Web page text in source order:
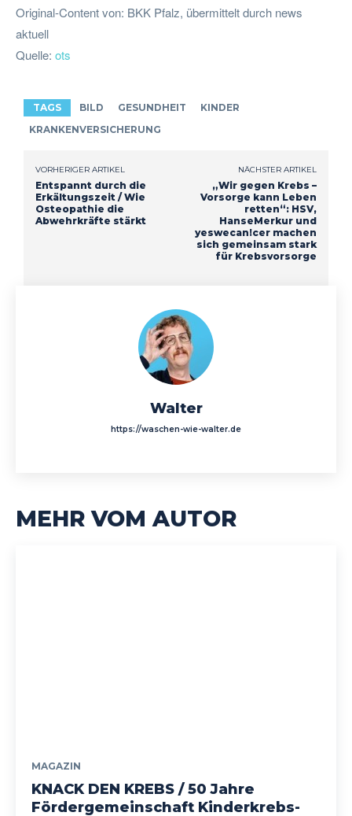
Original-Content von: BKK Pfalz, übermittelt durch news
aktuell
Quelle: ots
TAGS BILD GESUNDHEIT
KINDER
KRANKENVERSICHERUNG
VORHERIGER ARTIKEL
Entspannt durch die
Erkältungszeit / Wie
Osteopathie die
Abwehrkräfte stärkt
NÄCHSTER ARTIKEL
„Wir gegen Krebs –
Vorsorge kann Leben
retten“: HSV,
HanseMerkur und
yeswecan!cer machen
sich gemeinsam stark
für Krebsvorsorge
Walter
https://waschen-wie-walter.de
MEHR VOM AUTOR
MAGAZIN
KNACK DEN KREBS / 50 Jahre
Fördergemeinschaft Kinderkrebs-